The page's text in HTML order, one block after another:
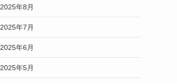
2025年8月
2025年7月
2025年6月
2025年5月